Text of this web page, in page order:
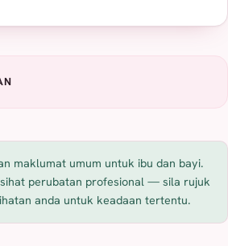
maklumat umum untuk ibu dan bayi.
perubatan profesional — sila rujuk
anda untuk keadaan tertentu.